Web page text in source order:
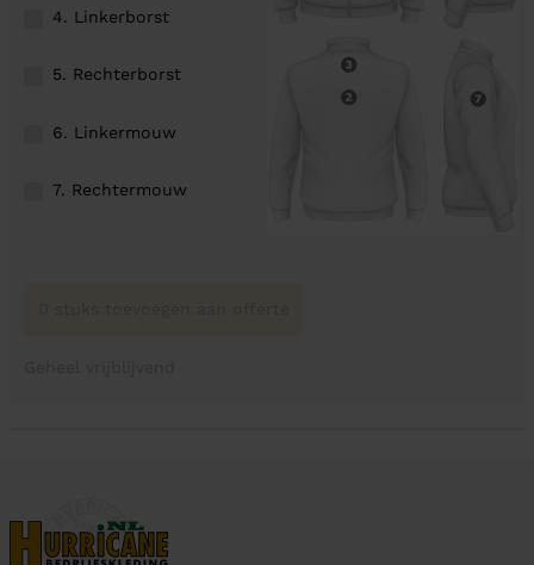
4. Linkerborst
5. Rechterborst
6. Linkermouw
7. Rechtermouw